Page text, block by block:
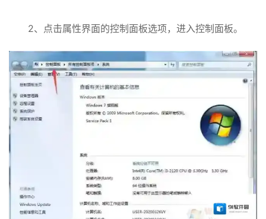
2、点击属性界面的控制面板选项，进入控制面板。